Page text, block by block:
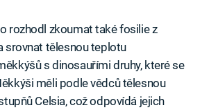
rozhodl zkoumat také fosilie z
srovnat tělesnou teplotu
s dinosauřími druhy, které se
měli podle vědců tělesnou
Celsia, což odpovídá jejich